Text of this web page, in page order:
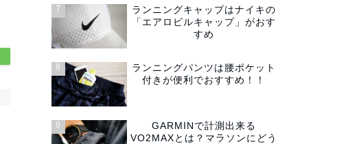
ランニングキャップはナイキの
「エアロビルキャップ」がおす
すめ
ランニングパンツは腰ポケット
付きが便利でおすすめ！！
GARMINで計測出来る
VO2MAXとは？マラソンにどう